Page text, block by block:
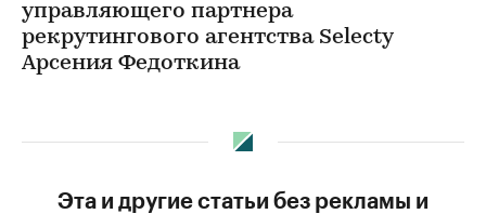
управляющего партнера
рекрутингового агентства Selecty
Арсения Федоткина
Эта и другие статьи без рекламы и